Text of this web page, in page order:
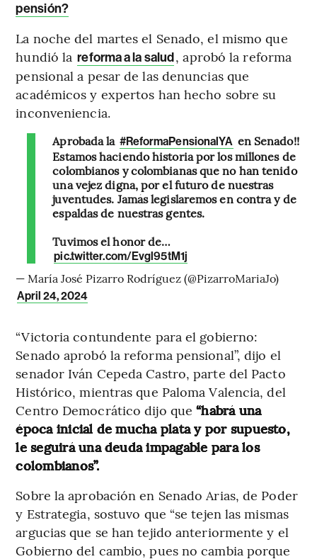
pensión?
La noche del martes el Senado, el mismo que
hundió la reforma a la salud, aprobó la reforma
pensional a pesar de las denuncias que
académicos y expertos han hecho sobre su
inconveniencia.
Aprobada la #ReformaPensionalYA en Senado!!
Estamos haciendo historia por los millones de
colombianos y colombianas que no han tenido
una vejez digna, por el futuro de nuestras
juventudes. Jamás legislaremos en contra y de
espaldas de nuestras gentes.
Tuvimos el honor de…
pic.twitter.com/Evgl95tM1j
— María José Pizarro Rodríguez (@PizarroMariaJo)
April 24, 2024
“Victoria contundente para el gobierno:
Senado aprobó la reforma pensional”, dijo el
senador Iván Cepeda Castro, parte del Pacto
Histórico, mientras que Paloma Valencia, del
Centro Democrático dijo que“habrá una
época inicial de mucha plata y por supuesto,
le seguirá una deuda impagable para los
colombianos”.
Sobre la aprobación en Senado Arias, de Poder
y Estrategia, sostuvo que “se tejen las mismas
argucias que se han tejido anteriormente y el
Gobierno del cambio, pues no cambia porque